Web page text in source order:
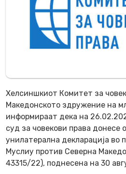
Хелсиншкиот Комитет за
Македонското здружение на
информираат дека на
суд за човекови права донесе
унилатерална декларација во
Муслиу против Северна
43315/22), поднесена на 30